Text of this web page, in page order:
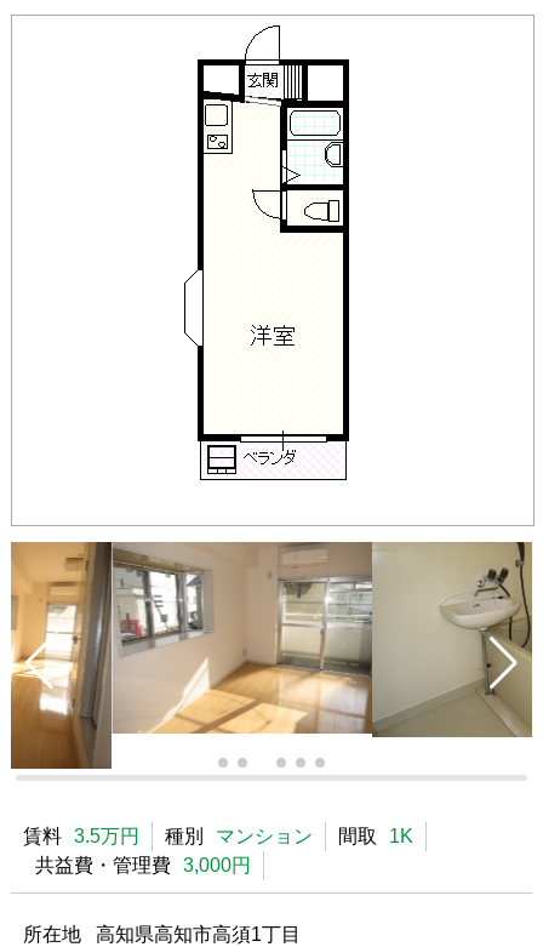
賃料 3.5万円 種別 マンション 間取
1K
共益費・管理費 3,000円
所在地 高知県高知市高須1丁目